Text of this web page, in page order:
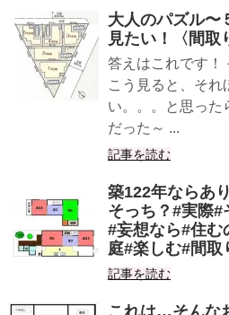
大人のパズル〜
見たい！〈間取
答えはこれです！
こう見ると、それ
い。。。と思った
だった～ ...
記事を読む
築122年ならあ
そっち？#実際#
#妄想なら#住む
庭#楽しむ#間取
記事を読む